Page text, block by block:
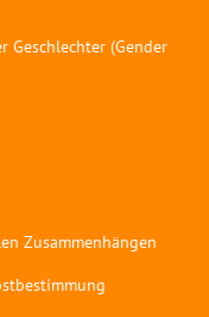
(Gender
Zusammenhängen